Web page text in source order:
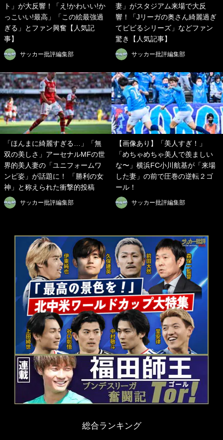
ト」が大反響！「え!かわいい!か
っこいい!最高」「この絵最強過
ぎる」とファン興奮【人気記
事】
サッカー批評編集部
妻」がスタジアム来場で大反
響！「Jリーガの奥さん綺麗過ぎ
てビビるシリーズ」などファン
驚き【人気記事】
サッカー批評編集部
「ほんまに綺麗すぎる…」「無
双の美しさ」アーセナルMFの世
界的美人妻の「ユニフォームワ
ンピ姿」が話題に！ 「勝利の女
神」と称えられた衝撃的投稿
サッカー批評編集部
【画像あり】「美人すぎ！」
「めちゃめちゃ美人で羨ましい
な〜」横浜FC小川航基が「来場
した妻」の前で圧巻の逆転２ゴ
ール！
サッカー批評編集部
総合ランキング